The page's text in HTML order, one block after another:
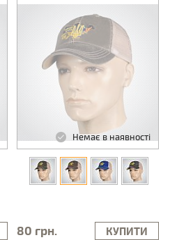
Немає в наявності
80 грн. КУПИТИ